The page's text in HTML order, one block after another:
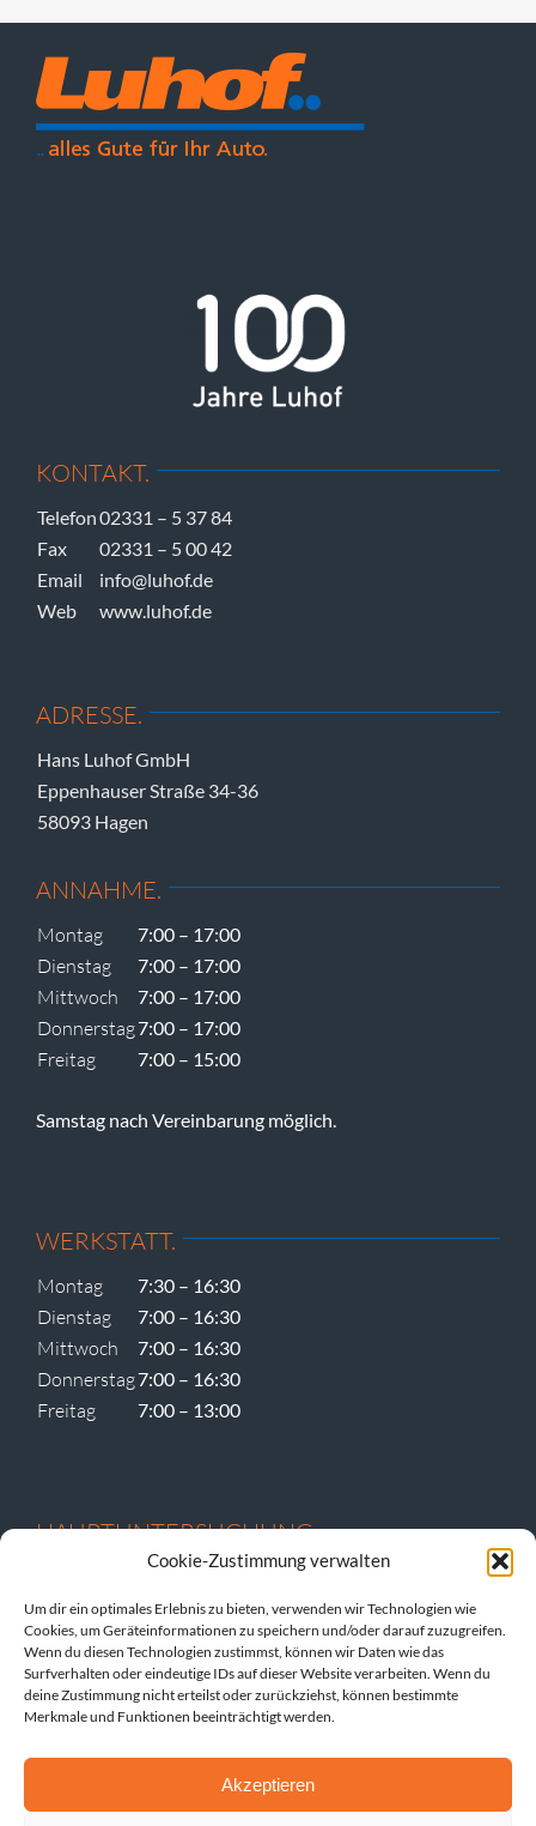
Cookie-Zustimmung verwalten
Um dir ein optimales Erlebnis zu bieten, verwenden wir Technologien wie
Cookies, um Geräteinformationen zu speichern und/oder darauf zuzugreifen.
Wenn du diesen Technologien zustimmst, können wir Daten wie das
Surfverhalten oder eindeutige IDs auf dieser Website verarbeiten. Wenn du
deine Zustimmung nicht erteilst oder zurückziehst, können bestimmte
Merkmale und Funktionen beeinträchtigt werden.
Akzeptieren
KONTAKT.
Telefon02331 – 5 37 84
Fax
02331 – 5 00 42
Email
info@luhof.de
Web
www.luhof.de
ADRESSE.
Hans Luhof GmbH
Eppenhauser Straße 34-36
58093 Hagen
ANNAHME.
Montag 7:00 – 17:00
Dienstag 7:00 – 17:00
Mittwoch 7:00 – 17:00
Donnerstag7:00 – 17:00
Freitag 7:00 – 15:00
Samstag nach Vereinbarung möglich.
WERKSTATT.
Montag 7:30 – 16:30
Dienstag 7:00 – 16:30
Mittwoch 7:00 – 16:30
Donnerstag7:00 – 16:30
Freitag 7:00 – 13:00
HAUPTUNTERSUCHUNG
Dienstag vormittags
Donnerstag vormittags
und nach Vereinbarung.
SCHADEN MELDEN